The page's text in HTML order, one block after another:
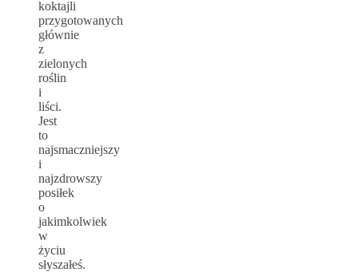
koktajli
przygotowanych
głównie
z
zielonych
roślin
i
liści.
Jest
to
najsmaczniejszy
i
najzdrowszy
posiłek
o
jakimkolwiek
w
życiu
słyszałeś.